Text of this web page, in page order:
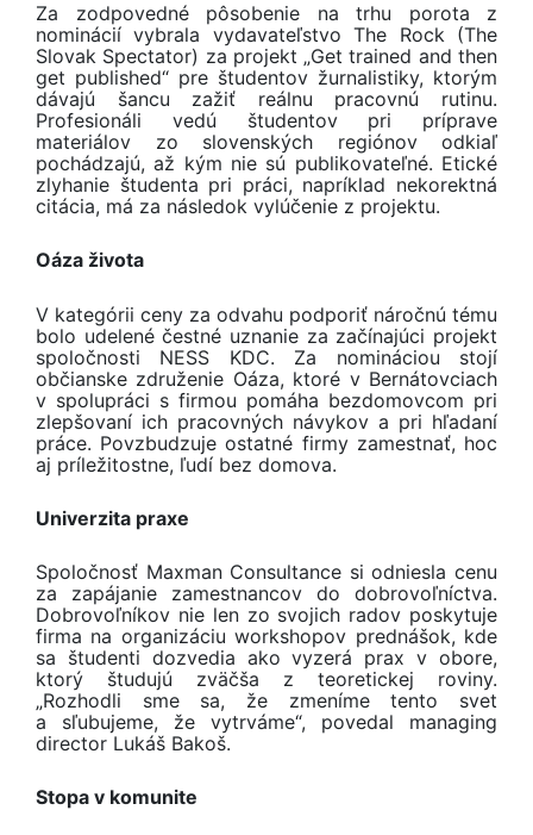
Za zodpovedné pôsobenie na trhu porota z
nominácií vybrala vydavateľstvo The Rock (The
Slovak Spectator) za projekt „Get trained and then
get published“ pre študentov žurnalistiky, ktorým
dávajú šancu zažiť reálnu pracovnú rutinu.
Profesionáli vedú študentov pri príprave
materiálov zo slovenských regiónov odkiaľ
pochádzajú, až kým nie sú publikovateľné. Etické
zlyhanie študenta pri práci, napríklad nekorektná
citácia, má za následok vylúčenie z projektu.
Oáza života
V kategórii ceny za odvahu podporiť náročnú tému
bolo udelené čestné uznanie za začínajúci projekt
spoločnosti NESS KDC. Za nomináciou stojí
občianske združenie Oáza, ktoré v Bernátovciach
v spolupráci s firmou pomáha bezdomovcom pri
zlepšovaní ich pracovných návykov a pri hľadaní
práce. Povzbudzuje ostatné firmy zamestnať, hoc
aj príležitostne, ľudí bez domova.
Univerzita praxe
Spoločnosť Maxman Consultance si odniesla cenu
za zapájanie zamestnancov do dobrovoľníctva.
Dobrovoľníkov nie len zo svojich radov poskytuje
firma na organizáciu workshopov prednášok, kde
sa študenti dozvedia ako vyzerá prax v obore,
ktorý študujú zväčša z teoretickej roviny.
„Rozhodli sme sa, že zmeníme tento svet
a sľubujeme, že vytrváme“, povedal managing
director Lukáš Bakoš.
Stopa v komunite